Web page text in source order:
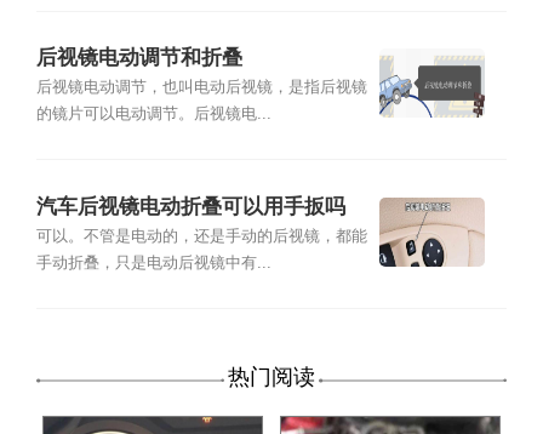
后视镜电动调节和折叠
后视镜电动调节，也叫电动后视镜，是指后视镜
的镜片可以电动调节。后视镜电...
汽车后视镜电动折叠可以用手扳吗
可以。不管是电动的，还是手动的后视镜，都能
手动折叠，只是电动后视镜中有...
热门阅读